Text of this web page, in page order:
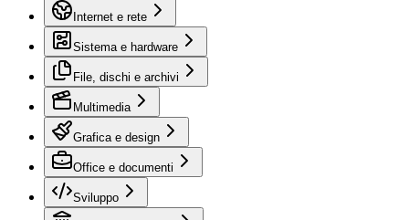
Internet e rete
Sistema e hardware
File, dischi e archivi
Multimedia
Grafica e design
Office e documenti
Sviluppo